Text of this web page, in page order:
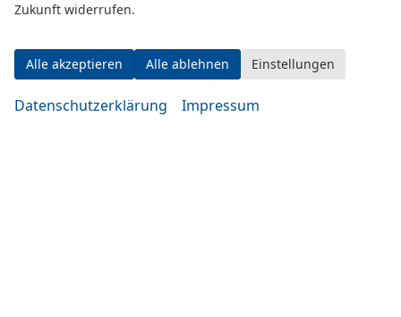
Öffnungszeiten
Zukunft widerrufen.
Alle akzeptieren Alle ablehnen Einstellungen
Datenschutzerklärung Impressum